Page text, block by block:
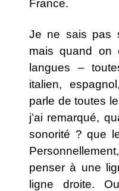
France.
Je ne sais pas
mais quand on
langues –
italien,
parle de toutes
j’ai remarqué,
sonorité ? que
penser à une
ligne droite.